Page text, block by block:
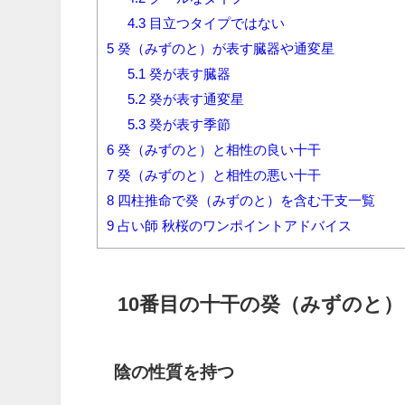
4.3 目立つタイプではない
5 癸（みずのと）が表す臓器や通変星
5.1 癸が表す臓器
5.2 癸が表す通変星
5.3 癸が表す季節
6 癸（みずのと）と相性の良い十干
7 癸（みずのと）と相性の悪い十干
8 四柱推命で癸（みずのと）を含む干支一覧
9 占い師 秋桜のワンポイントアドバイス
10番目の十干の癸（みずのと
陰の性質を持つ